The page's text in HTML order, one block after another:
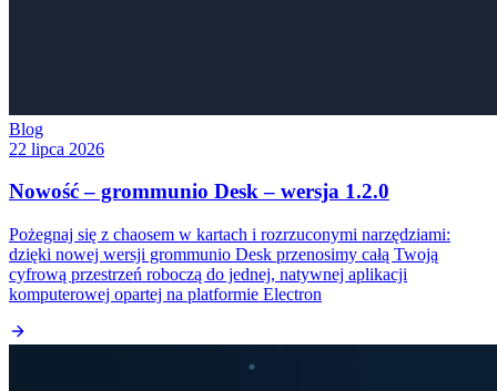
Blog
22 lipca 2026
Nowość – grommunio Desk – wersja 1.2.0
Pożegnaj się z chaosem w kartach i rozrzuconymi narzędziami:
dzięki nowej wersji grommunio Desk przenosimy całą Twoją
cyfrową przestrzeń roboczą do jednej, natywnej aplikacji
komputerowej opartej na platformie Electron